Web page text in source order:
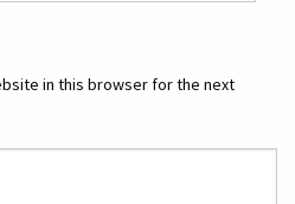
in this browser for the next